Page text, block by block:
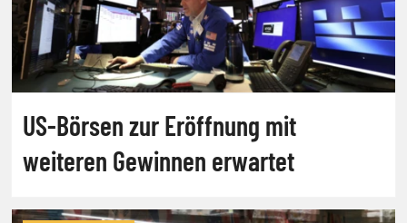
US-Börsen zur Eröffnung mit
weiteren Gewinnen erwartet